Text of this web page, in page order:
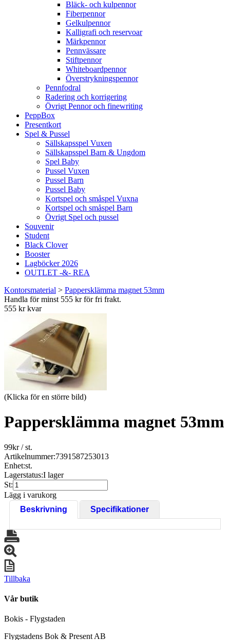
Bläck- och kulpennor
Fiberpennor
Gelkulpennor
Kalligrafi och reservoar
Märkpennor
Pennvässare
Stiftpennor
Whiteboardpennor
Överstrykningspennor
Pennfodral
Radering och korrigering
Övrigt Pennor och finewriting
PeppBox
Presentkort
Spel & Pussel
Sällskapsspel Vuxen
Sällskapsspel Barn & Ungdom
Spel Baby
Pussel Vuxen
Pussel Barn
Pussel Baby
Kortspel och småspel Vuxna
Kortspel och småspel Barn
Övrigt Spel och pussel
Souvenir
Student
Black Clover
Booster
Lagböcker 2026
OUTLET -&- REA
Kontorsmaterial > Pappersklämma magnet 53mm
Handla för minst 555 kr för fri frakt.
555 kr kvar
(Klicka för en större bild)
Pappersklämma magnet 53mm
99kr/ st.
Artikelnummer:7391587253013
Enhet:st.
Lagerstatus:I lager
St:
Lägg i varukorg
Beskrivning
Specifikationer
Tillbaka
Vår butik
Bokis - Flygstaden
Flygstadens Bok & Present AB